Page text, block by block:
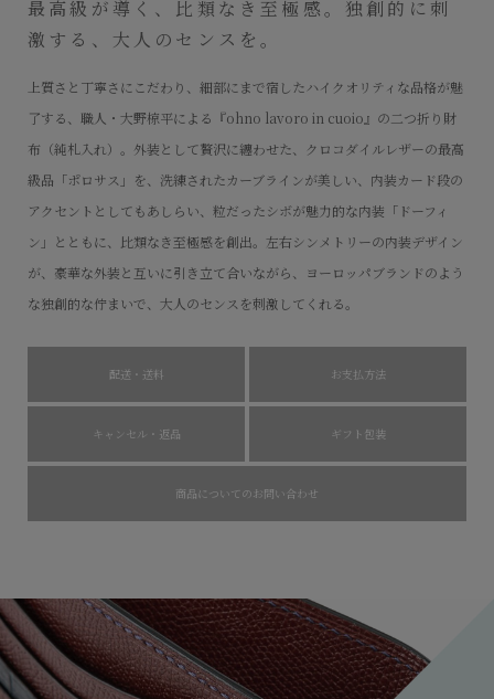
最高級が導く、比類なき至極感。独創的に刺
激する、大人のセンスを。
上質さと丁寧さにこだわり、細部にまで宿したハイクオリティな品格が魅
了する、職人・大野椋平による『ohno lavoro in cuoio』の二つ折り財
布（純札入れ）。外装として贅沢に纏わせた、クロコダイルレザーの最高
級品「ポロサス」を、洗練されたカーブラインが美しい、内装カード段の
アクセントとしてもあしらい、粒だったシボが魅力的な内装「ドーフィ
ン」とともに、比類なき至極感を創出。左右シンメトリーの内装デザイン
が、豪華な外装と互いに引き立て合いながら、ヨーロッパブランドのよう
な独創的な佇まいで、大人のセンスを刺激してくれる。
配送・送料 お支払方法
キャンセル・返品 ギフト包装
商品についてのお問い合わせ